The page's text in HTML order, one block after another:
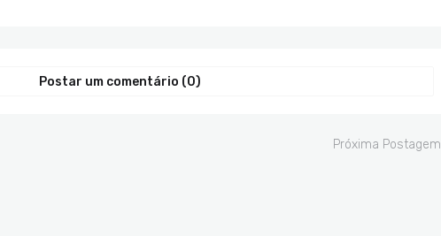
Postar um comentário (0)
Próxima Postagem